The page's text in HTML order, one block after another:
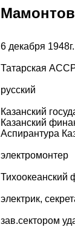
6 декабря 1948г.
Татарская
русский
Казанский
Казанский
Аспирантура
электромонтер
Тихоокеанский
электрик,
зав.сектором